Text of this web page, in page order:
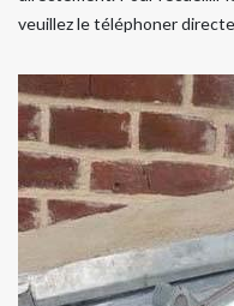
veuillez le téléphoner